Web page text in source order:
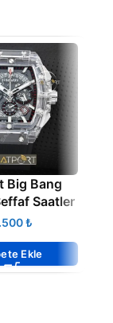
Big Bang
Saatler
₺
Ekle